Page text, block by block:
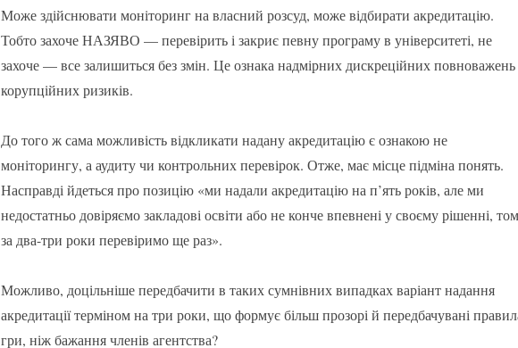
Може здійснювати моніторинг на власний розсуд, може відбирати акредитацію.
Тобто захоче НАЗЯВО — перевірить і закриє певну програму в університеті, не
захоче — все залишиться без змін. Це ознака надмірних дискреційних повноважень
корупційних ризиків.
До того ж сама можливість відкликати надану акредитацію є ознакою не
моніторингу, а аудиту чи контрольних перевірок. Отже, має місце підміна понять.
Насправді йдеться про позицію «ми надали акредитацію на п’ять років, але ми
недостатньо довіряємо закладові освіти або не конче впевнені у своєму рішенні,
за два-три роки перевіримо ще раз».
Можливо, доцільніше передбачити в таких сумнівних випадках варіант надання
акредитації терміном на три роки, що формує більш прозорі й передбачувані
гри, ніж бажання членів агентства?